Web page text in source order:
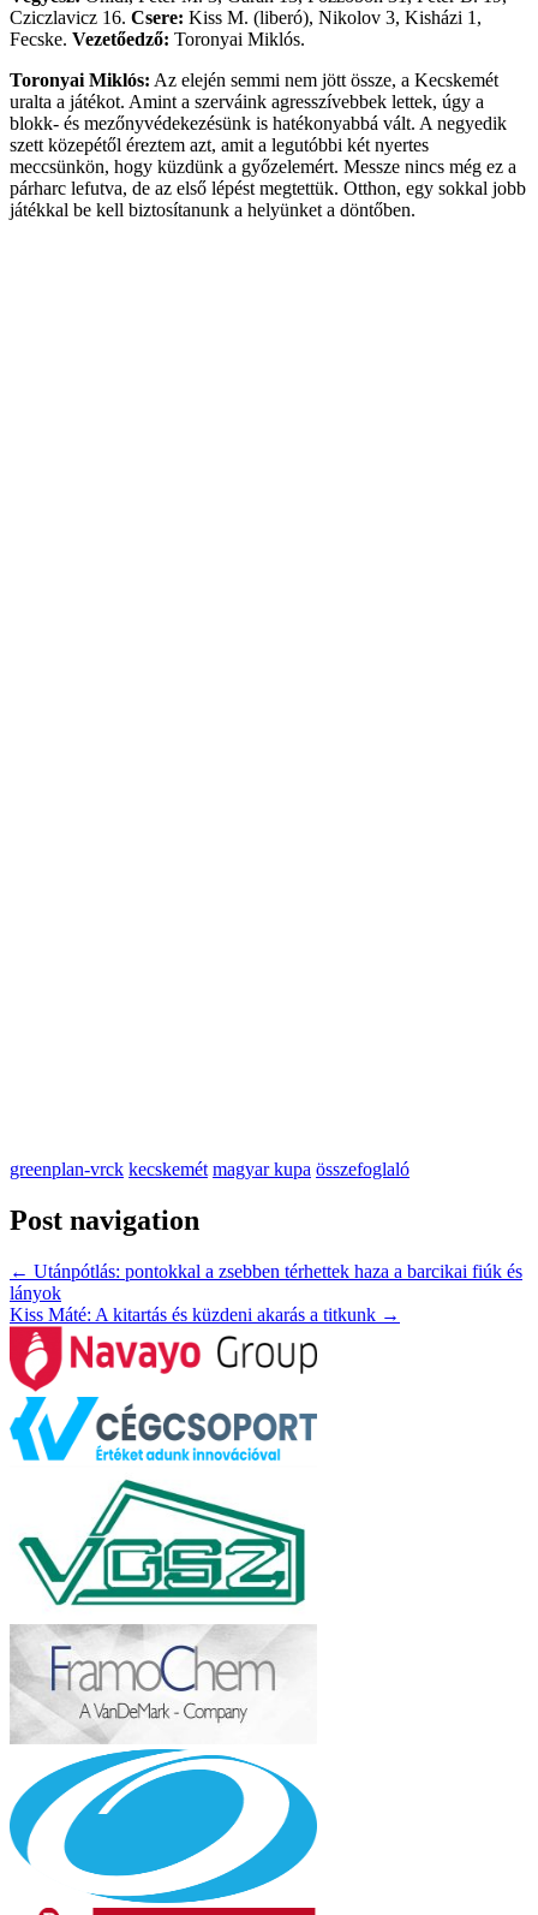
Cziczlavicz 16. Csere: Kiss M. (liberó), Nikolov 3, Kisházi 1,
Fecske. Vezetőedző: Toronyai Miklós.
Toronyai Miklós: Az elején semmi nem jött össze, a Kecskemét
uralta a játékot. Amint a szerváink agresszívebbek lettek, úgy a
blokk- és mezőnyvédekezésünk is hatékonyabbá vált. A negyedik
szett közepétől éreztem azt, amit a legutóbbi két nyertes
meccsünkön, hogy küzdünk a győzelemért. Messze nincs még ez a
párharc lefutva, de az első lépést megtettük. Otthon, egy sokkal jobb
játékkal be kell biztosítanunk a helyünket a döntőben.
greenplan-vrck kecskemét magyar kupa összefoglaló
Post navigation
← Utánpótlás: pontokkal a zsebben térhettek haza a barcikai fiúk és
lányok
Kiss Máté: A kitartás és küzdeni akarás a titkunk →